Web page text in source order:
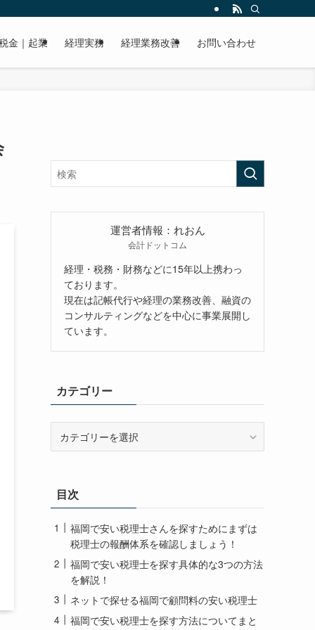
金｜起業 経理実務 経理業務改善 お問い合わせ
運営者情報：れおん
会計ドットコム
経理・税務・財務などに15年以上携わっ
ております。
現在は記帳代行や経理の業務改善、融資の
コンサルティングなどを中心に事業展開し
ています。
カテゴリー
ー目次
福岡で安い税理士さんを探すためにまずは
税理士の報酬体系を確認しましょう！
福岡で安い税理士を探す具体的な3つの方法
を解説！
ネットで探せる福岡で顧問料の安い税理士
福岡で安い税理士を探す方法についてまと